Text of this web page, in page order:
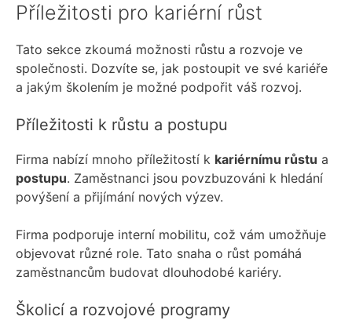
Příležitosti pro kariérní růst
Tato sekce zkoumá možnosti růstu a rozvoje ve
společnosti. Dozvíte se, jak postoupit ve své kariéře
a jakým školením je možné podpořit váš rozvoj.
Příležitosti k růstu a postupu
Firma nabízí mnoho příležitostí k kariérnímu růstu a
postupu. Zaměstnanci jsou povzbuzováni k hledání
povýšení a přijímání nových výzev.
Firma podporuje interní mobilitu, což vám umožňuje
objevovat různé role. Tato snaha o růst pomáhá
zaměstnancům budovat dlouhodobé kariéry.
Školicí a rozvojové programy